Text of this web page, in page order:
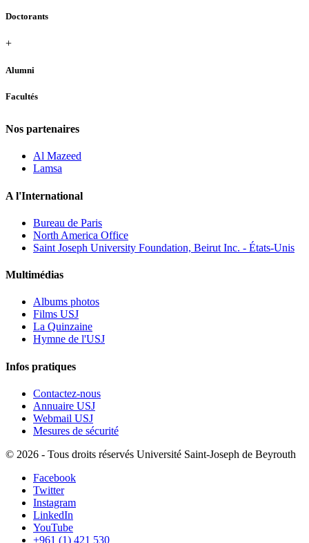
Doctorants
+
Alumni
Facultés
Nos partenaires
Al Mazeed
Lamsa
A l'International
Bureau de Paris
North America Office
Saint Joseph University Foundation, Beirut Inc. - États-Unis
Multimédias
Albums photos
Films USJ
La Quinzaine
Hymne de l'USJ
Infos pratiques
Contactez-nous
Annuaire USJ
Webmail USJ
Mesures de sécurité
© 2026 - Tous droits réservés Université Saint-Joseph de Beyrouth
Facebook
Twitter
Instagram
LinkedIn
YouTube
+961 (1) 421 530